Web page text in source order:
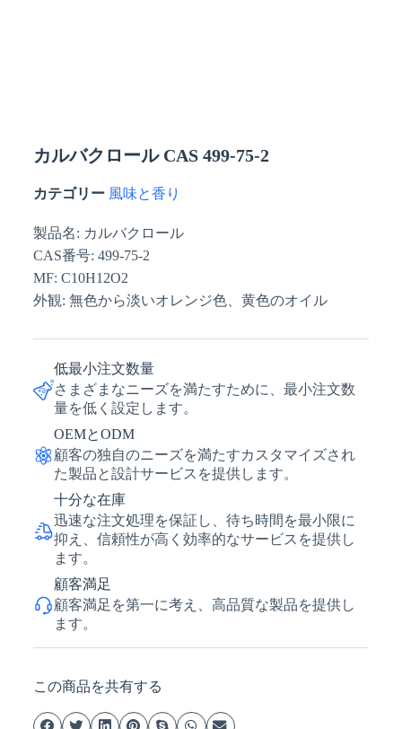
カルバクロール CAS 499-75-2
カテゴリー 風味と香り
製品名: カルバクロール
CAS番号: 499-75-2
MF: C10H12O2
外観: 無色から淡いオレンジ色、黄色のオイル
低最小注文数量
さまざまなニーズを満たすために、最小注文数
量を低く設定します。
OEMとODM
顧客の独自のニーズを満たすカスタマイズされ
た製品と設計サービスを提供します。
十分な在庫
迅速な注文処理を保証し、待ち時間を最小限に
抑え、信頼性が高く効率的なサービスを提供し
ます。
顧客満足
顧客満足を第一に考え、高品質な製品を提供し
ます。
この商品を共有する